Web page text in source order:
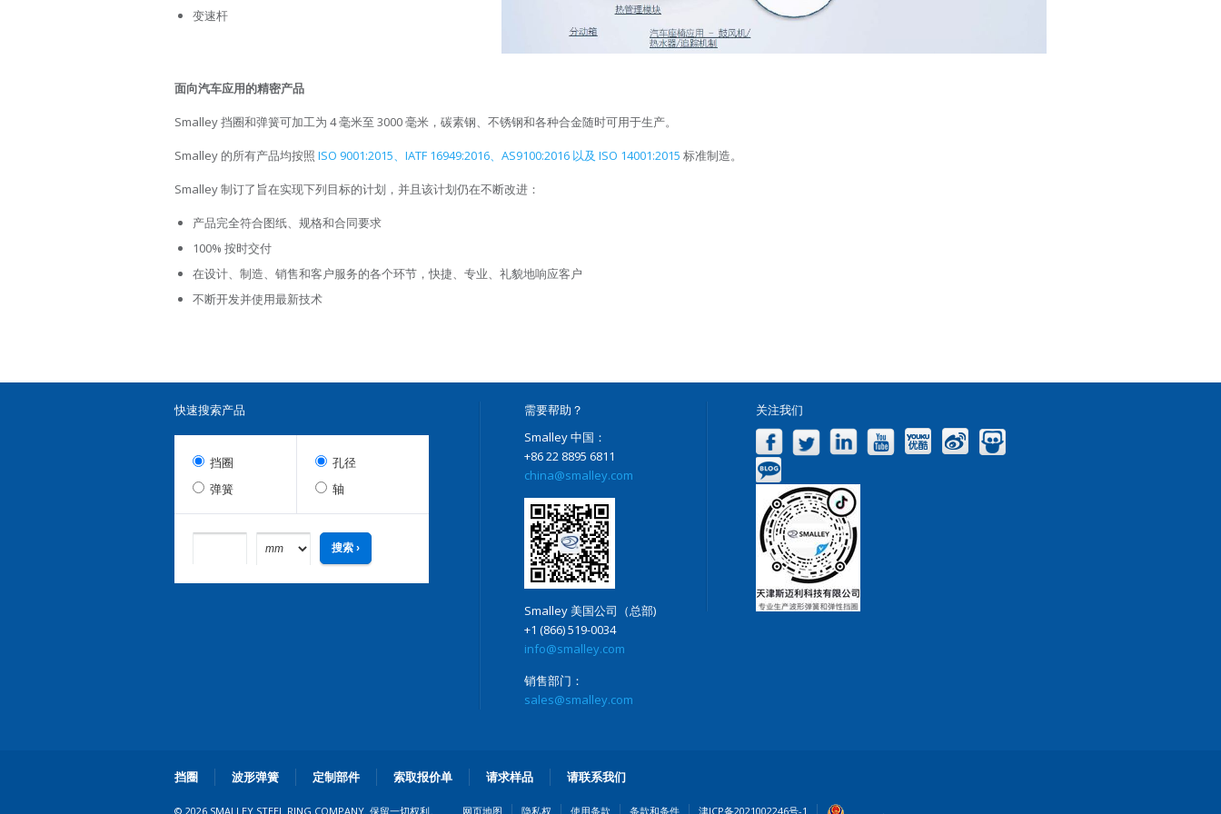
变速杆
面向汽车应用的精密产品
Smalley 挡圈和弹簧可加工为 4 毫米至 3000 毫米，碳素钢、不锈钢和各种合金随时可用于生产。
Smalley 的所有产品均按照 ISO 9001:2015、IATF 16949:2016、AS9100:2016 以及 ISO 14001:2015 标准制造。
Smalley 制订了旨在实现下列目标的计划，并且该计划仍在不断改进：
产品完全符合图纸、规格和合同要求
100% 按时交付
在设计、制造、销售和客户服务的各个环节，快捷、专业、礼貌地响应客户
不断开发并使用最新技术
快速搜索产品
挡圈
弹簧
孔径
轴
需要帮助？
Smalley 中国：
+86 22 8895 6811
china@smalley.com
Smalley 美国公司（总部)
+1 (866) 519-0034
info@smalley.com
销售部门：
sales@smalley.com
关注我们
FacebookTwitter LinkedIn
挡圈 波形弹簧 定制部件 索取报价单 请求样品 请联系我们
© 2026 SMALLEY STEEL RING COMPANY. 保留一切权利。 网页地图 隐私权 使用条款 条款和条件 津ICP备2021002246号-1